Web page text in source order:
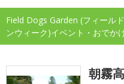
Field Dogs Garden (フィール
ンウィーク)イベント・おでか
朝霧